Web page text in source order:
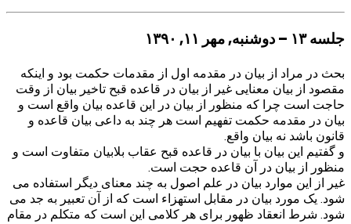
جلسه ۱۳ – دوشنبه, مهر ۱۱, ۱۳۹۰
بحث در مراد از بیان در مقدمه اول از مقدمات حکمت بود و اینکه
مقصود از بیان معنایی غیر از بیان در قاعده قبح تاخیر بیان از وقت
حاجت است چرا که منظور از بیان در این قاعده بیان واقع است و
بیان در مقدمه حکمت تفهیم است هر چند به داعی بیان قاعده و
قانون باشد نه بیان واقع.
و گفتیم این بیان با بیان در قاعده قبح عقاب بلابیان متفاوت است و
منظور از بیان در آن قاعده حجت است.
غیر از این موارد بیان در علم اصول به چند معنای دیگر استفاده می
شود. یک مورد بیان در مقابل استهزاء است که از آن تعبیر به جد می
شود. شرط انعقاد ظهور برای هر کلامی این است که متکلم در مقام